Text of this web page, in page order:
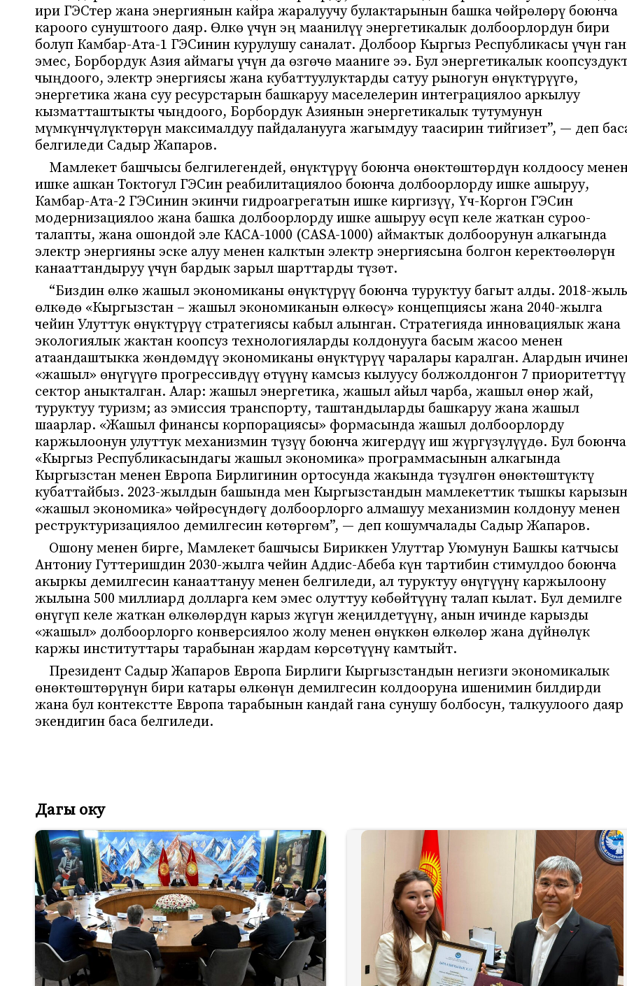
ири ГЭСтер жана энергиянын кайра жаралуучу булактарынын башка чөйрөлөрү боюнча
кароого сунуштоого даяр. Өлкө үчүн эң маанилүү энергетикалык долбоорлордун бири
болуп Камбар-Ата-1 ГЭСинин курулушу саналат. Долбоор Кыргыз Республикасы үчүн
эмес, Борбордук Азия аймагы үчүн да өзгөчө мааниге ээ. Бул энергетикалык
чыңдоого, электр энергиясы жана кубаттуулуктарды сатуу рыногун өнүктүрүүгө,
энергетика жана суу ресурстарын башкаруу маселелерин интеграциялоо аркылуу
кызматташтыкты чыңдоого, Борбордук Азиянын энергетикалык тутумунун
мүмкүнчүлүктөрүн максималдуу пайдаланууга жагымдуу таасирин тийгизет”, — деп
белгиледи Садыр Жапаров.
Мамлекет башчысы белгилегендей, өнүктүрүү боюнча өнөктөштөрдүн колдоосу
ишке ашкан Токтогул ГЭСин реабилитациялоо боюнча долбоорлорду ишке ашыруу,
Камбар-Ата-2 ГЭСинин экинчи гидроагрегатын ишке киргизүү, Үч-Коргон ГЭСин
модернизациялоо жана башка долбоорлорду ишке ашыруу өсүп келе жаткан суроо-
талапты, жана ошондой эле КАСА-1000 (CASA-1000) аймактык долбоорунун алкагында
электр энергияны эске алуу менен калктын электр энергиясына болгон керектөөлөрүн
канааттандыруу үчүн бардык зарыл шарттарды түзөт.
“Биздин өлкө жашыл экономиканы өнүктүрүү боюнча туруктуу багыт алды. 2018-
өлкөдө «Кыргызстан – жашыл экономиканын өлкөсү» концепциясы жана 2040-жылга
чейин Улуттук өнүктүрүү стратегиясы кабыл алынган. Стратегияда инновациялык жана
экологиялык жактан коопсуз технологияларды колдонууга басым жасоо менен
атаандаштыкка жөндөмдүү экономиканы өнүктүрүү чаралары каралган. Алардын
«жашыл» өнүгүүгө прогрессивдүү өтүүнү камсыз кылуусу болжолдонгон 7 приоритеттүү
сектор аныкталган. Алар: жашыл энергетика, жашыл айыл чарба, жашыл өнөр жай,
туруктуу туризм; аз эмиссия транспорту, таштандыларды башкаруу жана жашыл
шаарлар. «Жашыл финансы корпорациясы» формасында жашыл долбоорлорду
каржылоонун улуттук механизмин түзүү боюнча жигердүү иш жүргүзүлүүдө. Бул боюнча
«Кыргыз Республикасындагы жашыл экономика» программасынын алкагында
Кыргызстан менен Европа Бирлигинин ортосунда жакында түзүлгөн өнөктөштүктү
кубаттайбыз. 2023-жылдын башында мен Кыргызстандын мамлекеттик тышкы карызын
«жашыл экономика» чөйрөсүндөгү долбоорлорго алмашуу механизмин колдонуу менен
реструктуризациялоо демилгесин көтөргөм”, — деп кошумчалады Садыр Жапаров.
Ошону менен бирге, Мамлекет башчысы Бириккен Улуттар Уюмунун Башкы катчысы
Антониу Гуттеришдин 2030-жылга чейин Аддис-Абеба күн тартибин стимулдоо боюнча
акыркы демилгесин канааттануу менен белгиледи, ал туруктуу өнүгүүнү каржылоону
жылына 500 миллиард долларга кем эмес олуттуу көбөйтүүнү талап кылат. Бул демилге
өнүгүп келе жаткан өлкөлөрдүн карыз жүгүн жеңилдетүүнү, анын ичинде карызды
«жашыл» долбоорлорго конверсиялоо жолу менен өнүккөн өлкөлөр жана дүйнөлүк
каржы институттары тарабынан жардам көрсөтүүнү камтыйт.
Президент Садыр Жапаров Европа Бирлиги Кыргызстандын негизги экономикалык
өнөктөштөрүнүн бири катары өлкөнүн демилгесин колдооруна ишенимин билдирди
жана бул контекстте Европа тарабынын кандай гана сунушу болбосун, талкуулоого даяр
экендигин баса белгиледи.
Дагы оку